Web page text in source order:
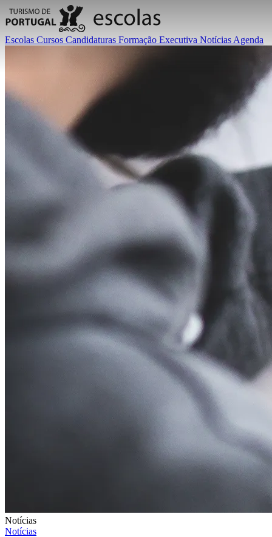
Escolas Cursos Candidaturas Formação Executiva Notícias Agenda
Notícias
Notícias